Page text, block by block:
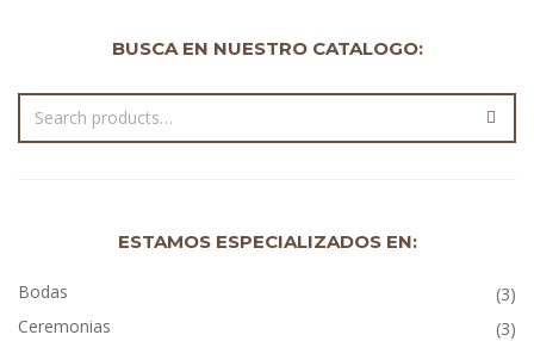
BUSCA EN NUESTRO CATALOGO:
ESTAMOS ESPECIALIZADOS EN:
Bodas
(3)
Ceremonias
(3)